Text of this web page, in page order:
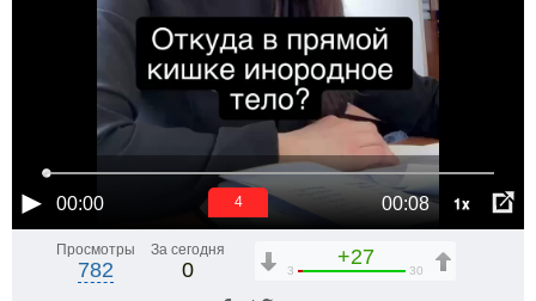
00:00 00:08 1x
4
Просмотры
782
За сегодня
0
+27
3 30